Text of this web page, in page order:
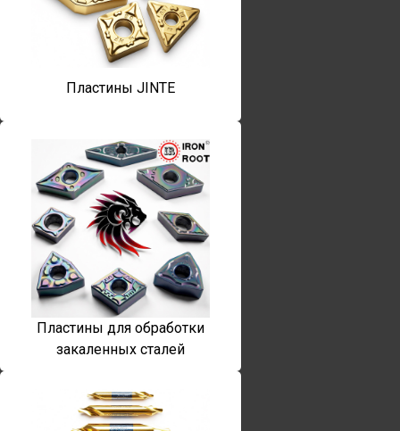
Пластины JINTE
Пластины для обработки
закаленных сталей